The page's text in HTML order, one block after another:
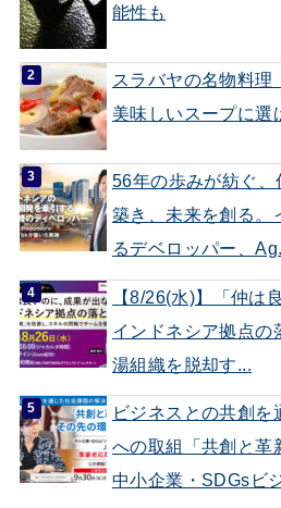
能性も
スラバヤの名物料理
美味しいスープに選
56年の歩みが紡ぐ
築き、未来を創る。
るデベロッパー、
【8/26(水)】「仲は
インドネシア拠点の
湯組織を脱却す...
ビジネスとの共創
への取組「共創と革
中小企業・SDGsビ